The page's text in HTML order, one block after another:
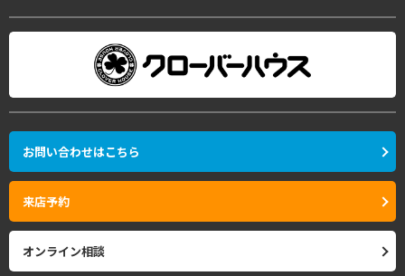
お問い合わせはこちら
来店予約
オンライン相談